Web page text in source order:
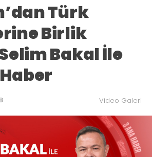
Türk
Birlik
Bakal İle
Video Galeri